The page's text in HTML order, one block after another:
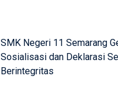
SMK Negeri 11 Semarang
Sosialisasi dan Deklarasi
Berintegritas